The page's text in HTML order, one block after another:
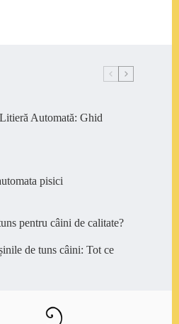
Automată: Ghid
pisici
pentru câini de calitate?
de tuns câini: Tot ce